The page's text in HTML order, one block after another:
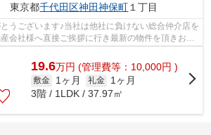
東京都千代田区神田神保町 １丁目
うございます♪当社は他社に負けない総合仲介店を
会社様へ直接ご挨拶に行き最新の物件を頂きお客
新の情報は...
19.6万円 (管理費等：10,000円 )
敷金 1ヶ月 礼金
1ヶ月
3階 / 1LDK / 37.97㎡